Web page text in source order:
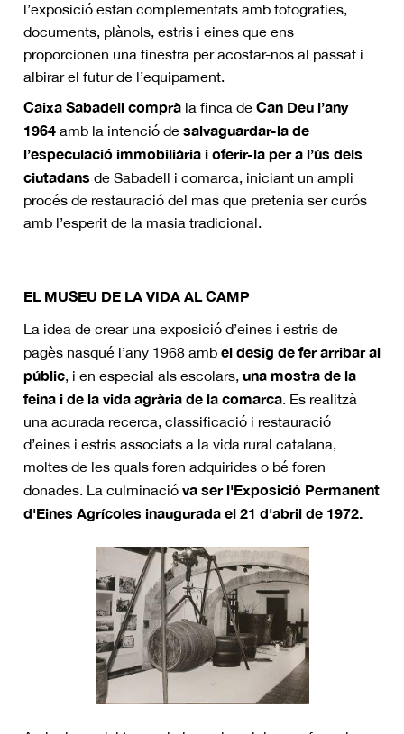
l’exposició estan complementats amb fotografies,
documents, plànols, estris i eines que ens
proporcionen una finestra per acostar-nos al passat i
albirar el futur de l’equipament.
Caixa Sabadell comprà la finca de Can Deu l’any
1964 amb la intenció de salvaguardar-la de
l’especulació immobiliària i oferir-la per a l’ús dels
ciutadans de Sabadell i comarca, iniciant un ampli
procés de restauració del mas que pretenia ser curós
amb l’esperit de la masia tradicional.
EL MUSEU DE LA VIDA AL CAMP
La idea de crear una exposició d’eines i estris de
pagès nasqué l’any 1968 amb el desig de fer arribar al
públic, i en especial als escolars, una mostra de la
feina i de la vida agrària de la comarca. Es realitzà
una acurada recerca, classificació i restauració
d’eines i estris associats a la vida rural catalana,
moltes de les quals foren adquirides o bé foren
donades. La culminació va ser l'Exposició Permanent
d'Eines Agrícoles inaugurada el 21 d'abril de 1972.